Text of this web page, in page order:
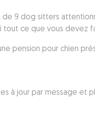
de 9 dog sitters
tout ce que vous devez
pension pour chien
à jour par message et